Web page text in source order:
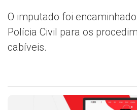
O imputado foi
Polícia Civil para os
cabíveis.